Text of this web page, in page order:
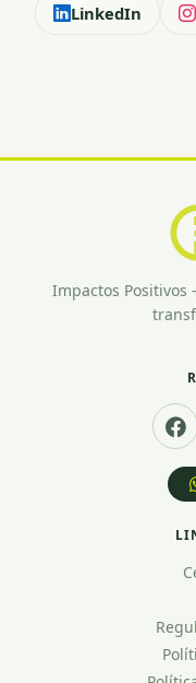
LinkedIn
Impactos Positivos